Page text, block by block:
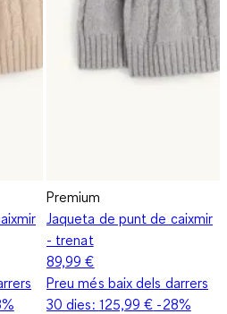
Premium
Jaqueta de punt de caixmir
- trenat
89,99 €
Preu més baix dels darrers
30 dies: 125,99 € -28%